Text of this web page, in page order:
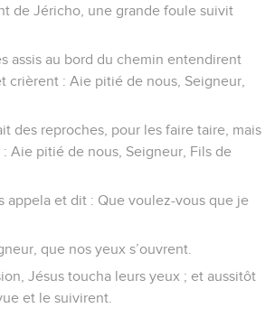
de Jéricho, une grande foule suivit
assis au bord du chemin entendirent
crièrent : Aie pitié de nous, Seigneur,
des reproches, pour les faire taire, mais
Aie pitié de nous, Seigneur, Fils de
appela et dit : Que voulez-vous que je
que nos yeux s’ouvrent.
Jésus toucha leurs yeux ; et aussitôt
et le suivirent.